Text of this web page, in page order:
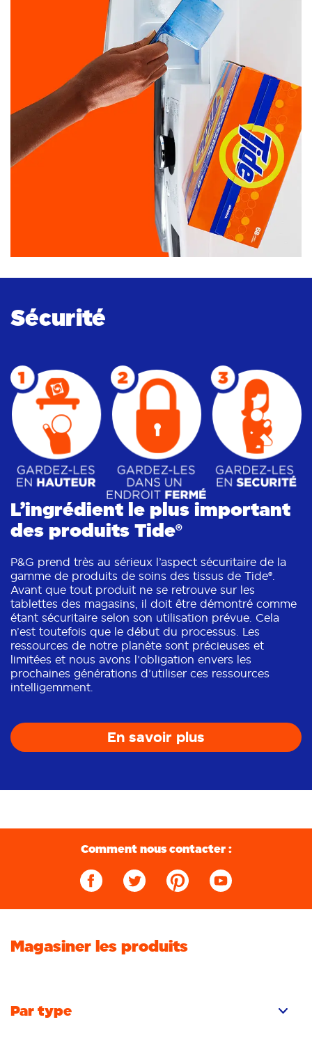
Sécurité
L’ingrédient le plus important
des produits Tide®
P&G prend très au sérieux l’aspect sécuritaire de la
gamme de produits de soins des tissus de Tide®.
Avant que tout produit ne se retrouve sur les
tablettes des magasins, il doit être démontré comme
étant sécuritaire selon son utilisation prévue. Cela
n’est toutefois que le début du processus. Les
ressources de notre planète sont précieuses et
limitées et nous avons l’obligation envers les
prochaines générations d’utiliser ces ressources
intelligemment.
En savoir plus
Comment nous contacter :
Magasiner les produits
Par type